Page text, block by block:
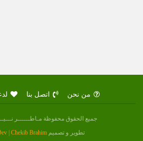
من نحن اتصل بنا
جميع الحقوق محفوظة مـاطــــــر
تطوير و تصميم | Chekib Brahim